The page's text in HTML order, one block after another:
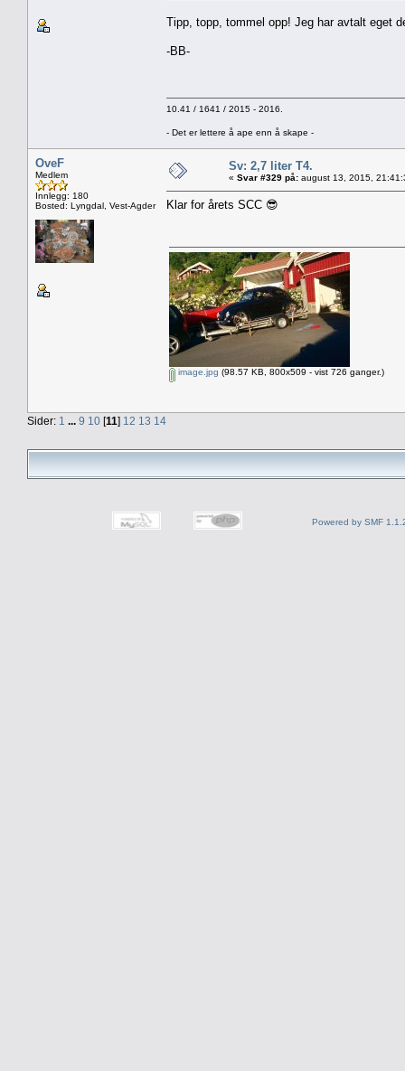
Tipp, topp, tommel opp! Jeg har avtalt eget
-BB-
10.41 / 1641 / 2015 - 2016.
- Det er lettere å ape enn å skape -
OveF
Medlem
Innlegg: 180
Bosted: Lyngdal, Vest-Agder
Sv: 2,7 liter T4.
« Svar #329 på: august 13, 2015,
Klar for årets SCC 😎
image.jpg (98.57 KB, 800x509 - vist 726 ganger.)
Sider: 1 ... 9 10 [11] 12 13 14
Powered by SMF